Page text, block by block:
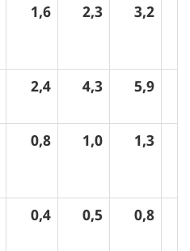
1,6 2,3 3,2
2,4 4,3 5,9
0,8 1,0 1,3
0,4 0,5 0,8